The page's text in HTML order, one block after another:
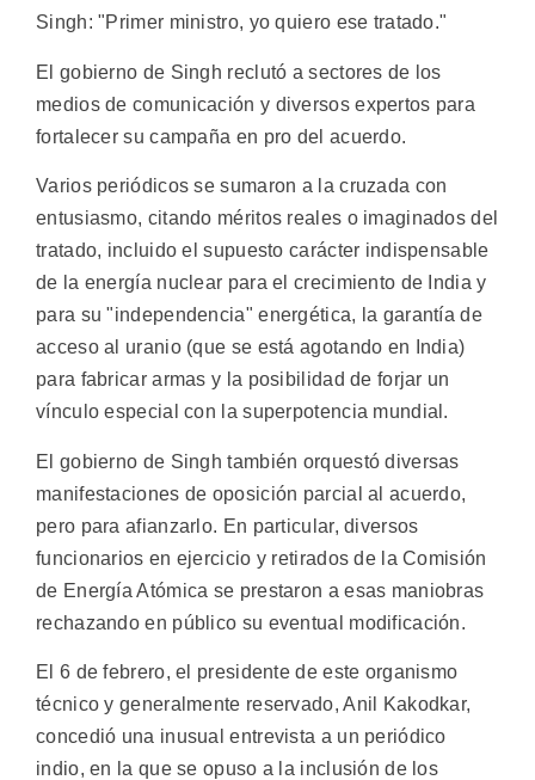
Singh: "Primer ministro, yo quiero ese tratado."
El gobierno de Singh reclutó a sectores de los
medios de comunicación y diversos expertos para
fortalecer su campaña en pro del acuerdo.
Varios periódicos se sumaron a la cruzada con
entusiasmo, citando méritos reales o imaginados del
tratado, incluido el supuesto carácter indispensable
de la energía nuclear para el crecimiento de India y
para su "independencia" energética, la garantía de
acceso al uranio (que se está agotando en India)
para fabricar armas y la posibilidad de forjar un
vínculo especial con la superpotencia mundial.
El gobierno de Singh también orquestó diversas
manifestaciones de oposición parcial al acuerdo,
pero para afianzarlo. En particular, diversos
funcionarios en ejercicio y retirados de la Comisión
de Energía Atómica se prestaron a esas maniobras
rechazando en público su eventual modificación.
El 6 de febrero, el presidente de este organismo
técnico y generalmente reservado, Anil Kakodkar,
concedió una inusual entrevista a un periódico
indio, en la que se opuso a la inclusión de los